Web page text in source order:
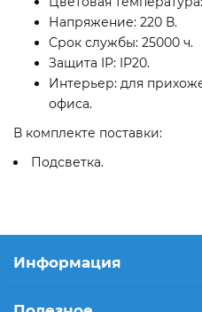
Напряжение: 220 В.
Срок службы: 25000 ч.
Защита IP: IP20.
Интерьер: для
офиса.
В комплекте поставки:
Подсветка.
Информация